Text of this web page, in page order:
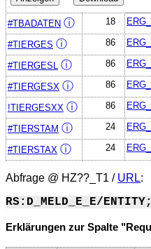
#TBADATEN ⓘ 18
#TIERGES ⓘ 86
#TIERGESL ⓘ 86
#TIERGESX ⓘ 86
!TIERGESXX ⓘ 86
#TIERSTAM ⓘ 24
#TIERSTAX ⓘ 24
Abfrage @ HZ??_T1 / URL:
RS:D_MELD_E_E/
Erklärungen zur Spalte